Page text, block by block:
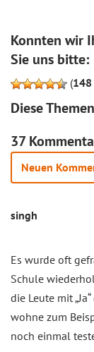
Konnten wir
Sie uns bitte:
(148
Diese
37
Neuen
singh
Es wurde oft
Schule
die Leute mit
wohne zum
noch einmal